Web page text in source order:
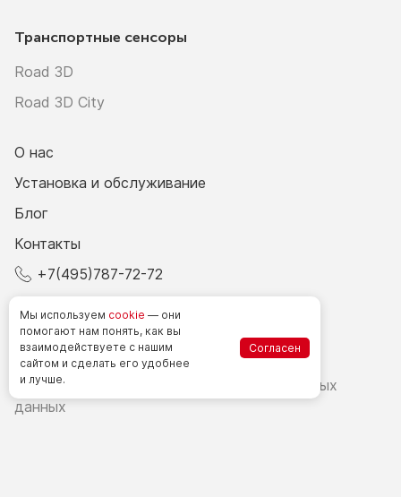
Транспортные сенсоры
Road 3D
Road 3D City
О нас
Установка и обслуживание
Блог
Контакты
+7(495)787-72-72
Счетчики посетителей в РФ
Политика в области обработки персональных
данных
Мы используем cookie — они
помогают нам понять, как вы
взаимодействуете с нашим
сайтом и сделать его удобнее
и лучше.
Согласен